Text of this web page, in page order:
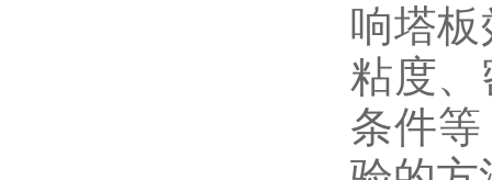
响塔
粘度
条件